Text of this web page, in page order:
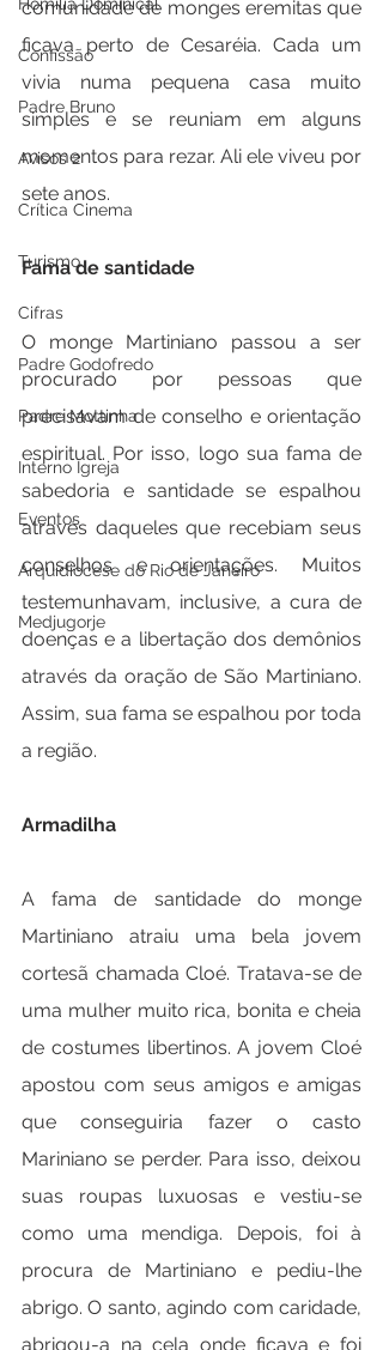
Confissão
Padre Bruno
Avisos 2
Crítica Cinema
Turismo
Cifras
Padre Godofredo
Padre Mottinha
Interno Igreja
Eventos
Arquidiocese do Rio de Janeiro
Medjugorje
comunidade de monges eremitas que
ficava perto de Cesaréia. Cada um
vivia numa pequena casa muito
simples e se reuniam em alguns
momentos para rezar. Ali ele viveu por
sete anos.
Fama de santidade
O monge Martiniano passou a ser
procurado por pessoas que
precisavam de conselho e orientação
espiritual. Por isso, logo sua fama de
sabedoria e santidade se espalhou
através daqueles que recebiam seus
conselhos e orientações. Muitos
testemunhavam, inclusive, a cura de
doenças e a libertação dos demônios
através da oração de São Martiniano.
Assim, sua fama se espalhou por toda
a região.
Armadilha
A fama de santidade do monge
Martiniano atraiu uma bela jovem
cortesã chamada Cloé. Tratava-se de
uma mulher muito rica, bonita e cheia
de costumes libertinos. A jovem Cloé
apostou com seus amigos e amigas
que conseguiria fazer o casto
Mariniano se perder. Para isso, deixou
suas roupas luxuosas e vestiu-se
como uma mendiga. Depois, foi à
procura de Martiniano e pediu-lhe
abrigo. O santo, agindo com caridade,
abrigou-a na cela onde ficava e foi